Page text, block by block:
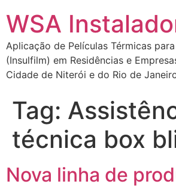
WSA
Aplicação de Películas Térmicas
(Insulfilm) em Residências e
Cidade de Niterói e do Rio de
Tag:
técnica box
Nova linha de